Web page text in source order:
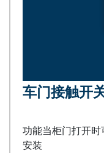
车门接触开
功能当柜门打开
安装